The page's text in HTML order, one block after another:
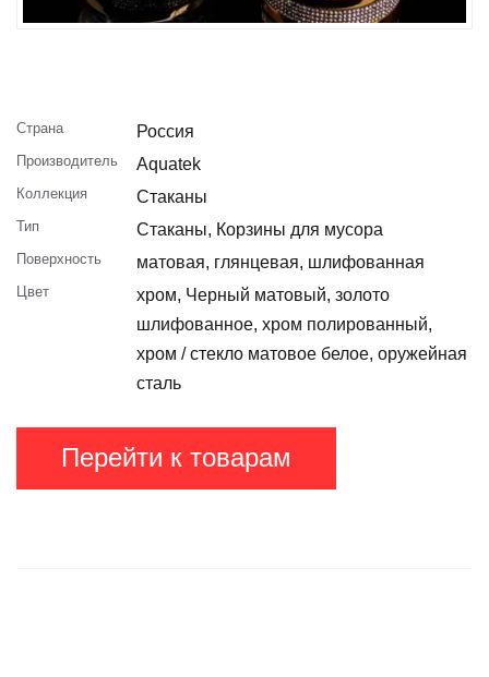
Страна Россия
Производитель Aquatek
Коллекция Стаканы
Тип Стаканы, Корзины для мусора
Поверхность матовая, глянцевая, шлифованная
Цвет
хром, Черный матовый, золото
шлифованное, хром полированный,
хром / стекло матовое белое, оружейная
сталь
Перейти к товарам